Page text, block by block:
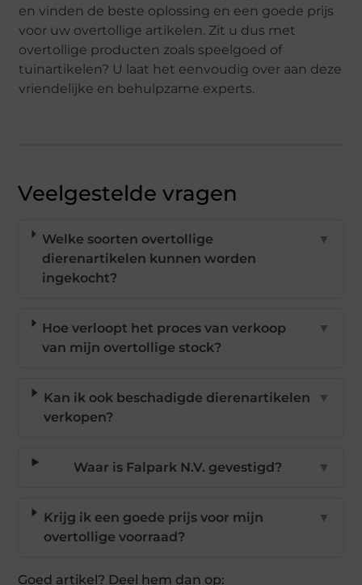
en vinden de beste oplossing en een goede prijs
voor uw overtollige artikelen. Zit u dus met
overtollige producten zoals speelgoed of
tuinartikelen? U laat het eenvoudig over aan deze
vriendelijke en behulpzame experts.
Veelgestelde vragen
Welke soorten overtollige
dierenartikelen kunnen worden
ingekocht?
▼
Hoe verloopt het proces van verkoop
van mijn overtollige stock?
▼
Kan ik ook beschadigde dierenartikelen
verkopen?
▼
Waar is Falpark N.V. gevestigd? ▼
Krijg ik een goede prijs voor mijn
overtollige voorraad?
▼
Goed artikel? Deel hem dan op: